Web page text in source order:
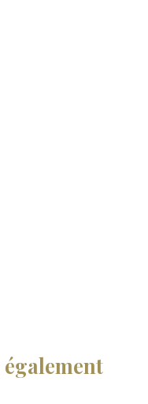
également